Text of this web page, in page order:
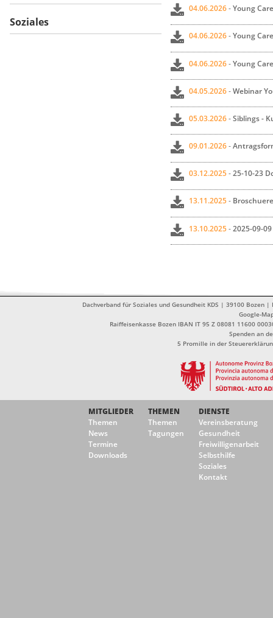
Soziales
04.06.2026-Young
04.06.2026-Young
04.06.2026-Young
04.05.2026-Webinar
05.03.2026-Siblings -
09.01.2026-
03.12.2025-25-10-23
13.11.2025-
13.10.2025-2025-09-
Dachverband für Soziales und Gesundheit KDS | 39100
Google-
Raiffeisenkasse Bozen IBAN IT 95 Z 08081 11600
Spenden an
5 Promille in der
MITGLIEDER
Themen
News
Termine
Downloads
THEMEN
Themen
Tagungen
DIENSTE
Vereinsberatung
Gesundheit
Freiwilligenarbeit
Selbsthilfe
Soziales
Kontakt